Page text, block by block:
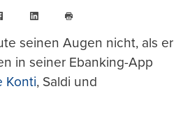
FacebookLinkedIn
drucken
seinen Augen nicht, als er
in seiner Ebanking-App
Konti, Saldi und